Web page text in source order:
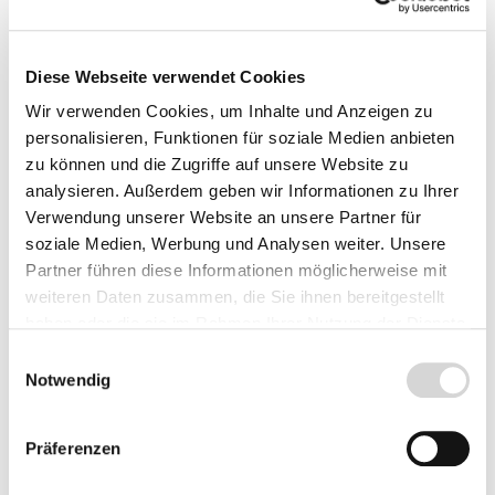
Diese Webseite verwendet Cookies
Wir verwenden Cookies, um Inhalte und Anzeigen zu
personalisieren, Funktionen für soziale Medien anbieten
zu können und die Zugriffe auf unsere Website zu
analysieren. Außerdem geben wir Informationen zu Ihrer
Verwendung unserer Website an unsere Partner für
soziale Medien, Werbung und Analysen weiter. Unsere
Partner führen diese Informationen möglicherweise mit
weiteren Daten zusammen, die Sie ihnen bereitgestellt
Notwendig
Präferenzen
ab 5,95 €
Lieferzeit: 4 - 6 Werktage
ab 5,95 €
Einfache frühe Tulpe
Einfache späte Tulpe